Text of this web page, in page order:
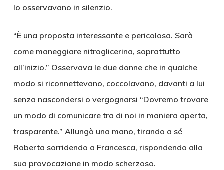
lo osservavano in silenzio.
“È una proposta interessante e pericolosa. Sarà
come maneggiare nitroglicerina, soprattutto
all’inizio.” Osservava le due donne che in qualche
modo si riconnettevano, coccolavano, davanti a lui
senza nascondersi o vergognarsi “Dovremo trovare
un modo di comunicare tra di noi in maniera aperta,
trasparente.” Allungò una mano, tirando a sé
Roberta sorridendo a Francesca, rispondendo alla
sua provocazione in modo scherzoso.